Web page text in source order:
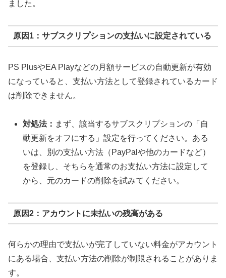
ました。
原因1：サブスクリプションの支払いに設定されている
PS PlusやEA Playなどの月額サービスの自動更新が有効
になっていると、支払い方法として登録されているカード
は削除できません。
対処法： まず、該当するサブスクリプションの「自
動更新をオフにする」設定を行ってください。ある
いは、別の支払い方法（PayPalや他のカードなど）
を登録し、そちらを通常のお支払い方法に設定して
から、元のカードの削除を試みてください。
原因2：アカウントに未払いの残高がある
何らかの理由で支払いが完了していない料金がアカウント
にある場合、支払い方法の削除が制限されることがありま
す。